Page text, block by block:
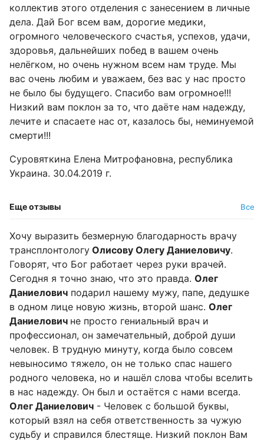
коллектив этого отделения с занесением в личные
дела. Дай Бог всем вам, дорогие медики,
огромного человеческого счастья, успехов, удачи,
здоровья, дальнейших побед в вашем очень
нелёгком, но очень нужном всем нам труде. Мы
вас очень любим и уважаем, без вас у нас просто
не было бы будущего. Спасибо вам огромное!!!
Низкий вам поклон за то, что даёте нам надежду,
лечите и спасаете нас от, казалось бы, неминуемой
смерти!!!
Суровяткина Елена Митрофановна, республика
Украина. 30.04.2019 г.
Еще отзывы Все
Хочу выразить безмерную благодарность врачу
трансплонтологу Олисову Олегу Даниеловичу.
Говорят, что Бог работает через руки врачей.
Сегодня я точно знаю, что это правда. Олег
Даниелович подарил нашему мужу, папе, дедушке
в одном лице новую жизнь, второй шанс. Олег
Даниелович не просто гениальный врач и
профессионал, он замечательный, доброй души
человек. В трудную минуту, когда было совсем
невыносимо тяжело, он не только спас нашего
родного человека, но и нашёл слова чтобы вселить
в нас надежду. Он был и остаётся с нами всегда.
Олег Даниелович - Человек с большой буквы,
который взял на себя ответственность за чужую
судьбу и справился блестяще. Низкий поклон Вам